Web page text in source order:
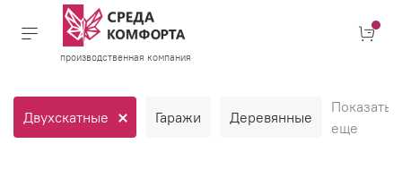
производственная компания
Двухскатные Гаражи Деревянные
Показать
еще